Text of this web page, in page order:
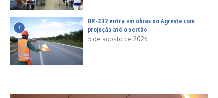
3
BR-232 entra em obras no Agreste com
projeção até o Sertão
5 de agosto de 2026